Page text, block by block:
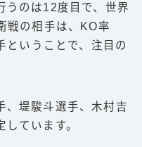
うのは12度目で、世界
戦の相手は、KO率
ということで、注目の
、堤駿斗選手、木村吉
ています。